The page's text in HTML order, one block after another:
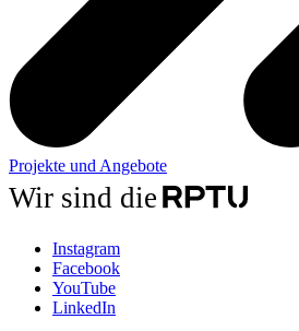
Projekte und Angebote
Wir sind die
Instagram
Facebook
YouTube
LinkedIn